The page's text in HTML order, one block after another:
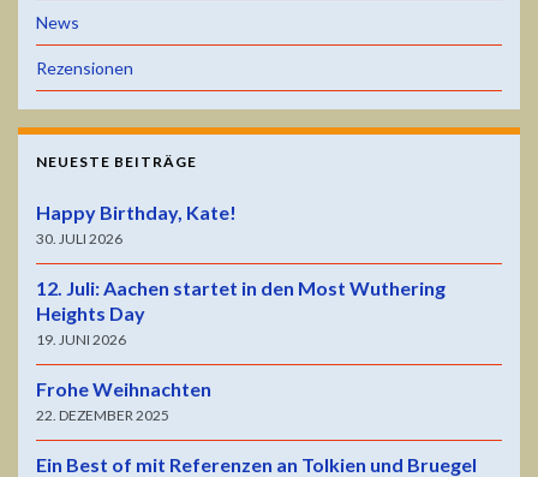
News
Rezensionen
NEUESTE BEITRÄGE
Happy Birthday, Kate!
30. JULI 2026
12. Juli: Aachen startet in den Most Wuthering
Heights Day
19. JUNI 2026
Frohe Weihnachten
22. DEZEMBER 2025
Ein Best of mit Referenzen an Tolkien und Bruegel